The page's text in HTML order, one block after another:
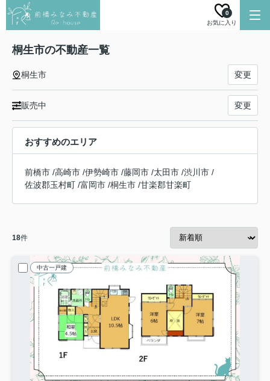
お気に入り
0
桐生市の不動産一覧
桐生市 変更
販売中 変更
おすすめのエリア
前橋市 /高崎市 /伊勢崎市 /藤岡市 /太田市 /渋川市 /
佐波郡玉村町 /富岡市 /桐生市 /甘楽郡甘楽町
18件
中古一戸建